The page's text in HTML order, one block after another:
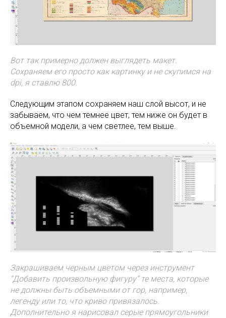
Вот так примерно должен выглядеть макет.
Сохраняем его просто как картинку и не скупимся на
dpi, я ставлю 800.
Следующим этапом сохраняем наш слой высот, и не
забываем, что чем темнее цвет, тем ниже он будет в
объемной модели, а чем светлее, тем выше.
Закрашиваем черным цветом через инструмент
“Добавить произвольную фигуру” те места, которые
не должны быть объемными от гор, например,
легенду или то, что криво привязалось.
Дополнительно я нарисовал серые прямоугольники